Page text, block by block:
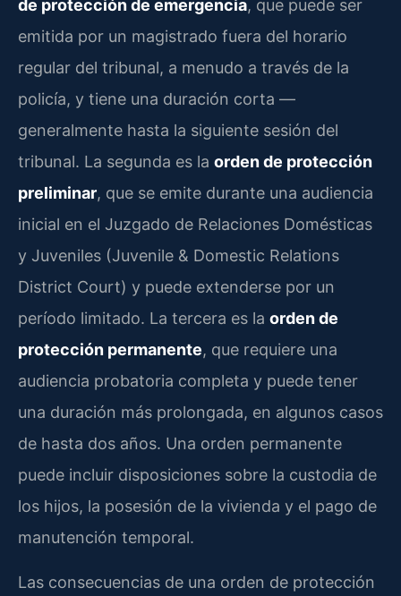
de protección de emergencia, que puede ser
emitida por un magistrado fuera del horario
regular del tribunal, a menudo a través de la
policía, y tiene una duración corta —
generalmente hasta la siguiente sesión del
tribunal. La segunda es la orden de protección
preliminar, que se emite durante una audiencia
inicial en el Juzgado de Relaciones Domésticas
y Juveniles (Juvenile & Domestic Relations
District Court) y puede extenderse por un
período limitado. La tercera es la orden de
protección permanente, que requiere una
audiencia probatoria completa y puede tener
una duración más prolongada, en algunos casos
de hasta dos años. Una orden permanente
puede incluir disposiciones sobre la custodia de
los hijos, la posesión de la vivienda y el pago de
manutención temporal.
Las consecuencias de una orden de protección